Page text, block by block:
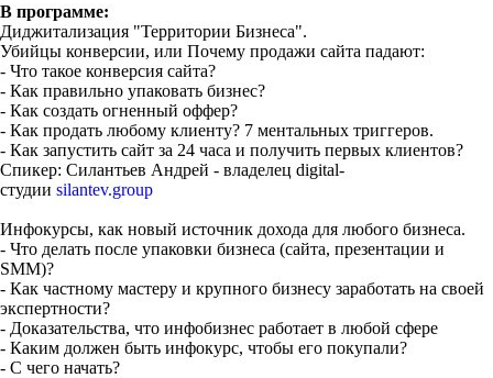
В программе:
Диджитализация "Территории Бизнеса".
Убийцы конверсии, или Почему продажи сайта падают:
- Что такое конверсия сайта?
- Как правильно упаковать бизнес?
- Как создать огненный оффер?
- Как продать любому клиенту? 7 ментальных триггеров.
- Как запустить сайт за 24 часа и получить первых клиентов?
Спикер: Силантьев Андрей - владелец digital-
студии silantev.group
Инфокурсы, как новый источник дохода для любого бизнеса.
- Что делать после упаковки бизнеса (сайта, презентации и
SMM)?
- Как частному мастеру и крупного бизнесу заработать на своей
экспертности?
- Доказательства, что инфобизнес работает в любой сфере
- Каким должен быть инфокурс, чтобы его покупали?
- С чего начать?